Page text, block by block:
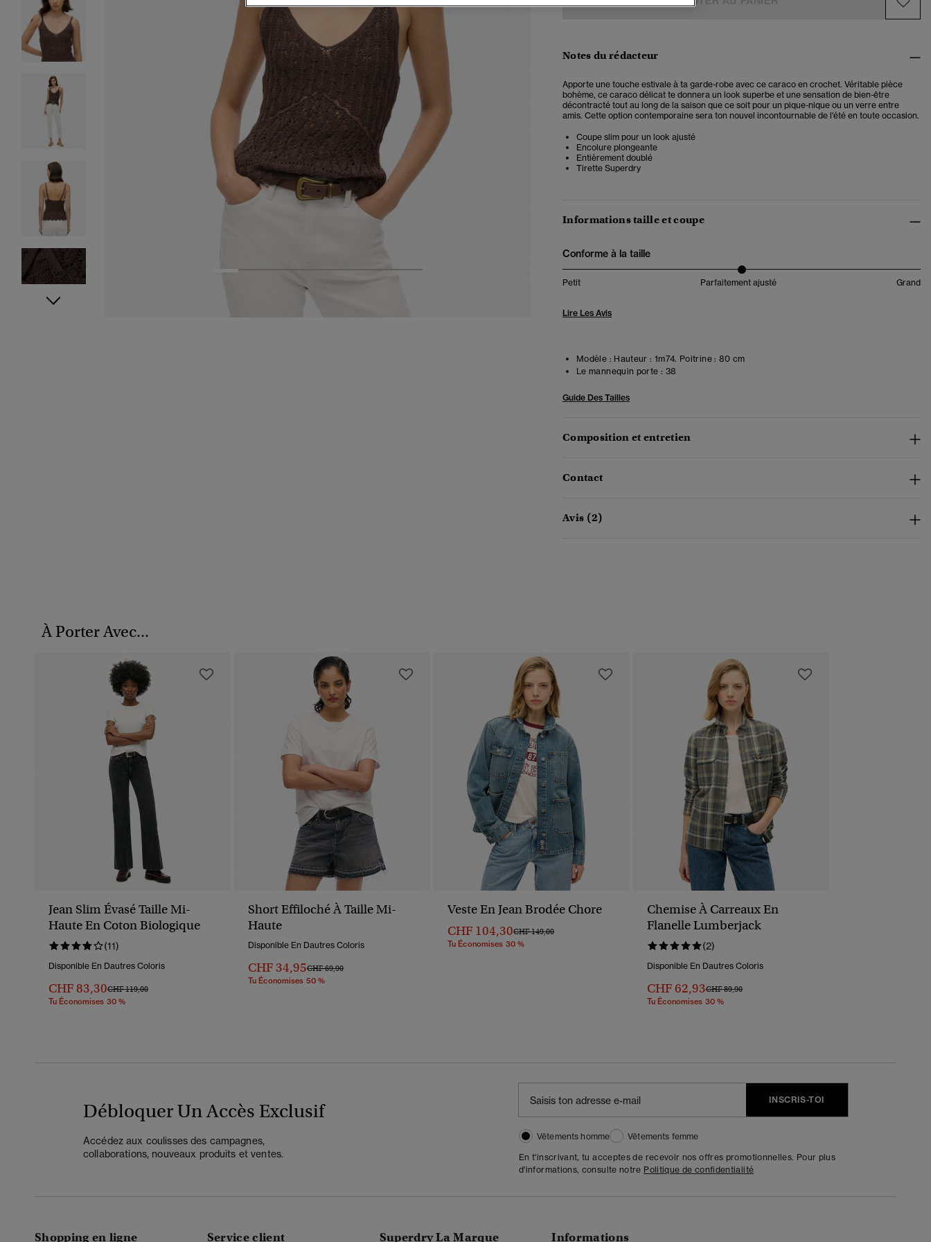
Notes du rédacteur
Apporte une touche estivale à ta garde-robe avec ce caraco en crochet. Véritable pièce
bohème, ce caraco délicat te donnera un look superbe et une sensation de bien-être
décontracté tout au long de la saison que ce soit pour un pique-nique ou un verre entre
amis. Cette option contemporaine sera ton nouvel incontournable de l'été en toute occasion.
Coupe slim pour un look ajusté
Encolure plongeante
Entièrement doublé
Tirette Superdry
Informations taille et coupe
Conforme à la taille
Petit Parfaitement ajusté Grand
Lire Les Avis
Modèle : Hauteur : 1m74. Poitrine : 80 cm
Le mannequin porte : 38
Guide Des Tailles
Composition et entretien
Contact
Avis (2)
À Porter Avec...
Jean Slim Évasé Taille Mi-
Haute En Coton Biologique
(11)
Disponible En Dautres Coloris
CHF 83,30Prix Réduit De
CHF 119,00À
Tu Économises 30 %
Short Effiloché À Taille Mi-
Haute
Disponible En Dautres Coloris
CHF 34,95Prix Réduit De
CHF 69,90À
Tu Économises 50 %
Veste En Jean Brodée Chore
CHF 104,30Prix Réduit De
CHF 149,00À
Tu Économises 30 %
Chemise À Carreaux En
Flanelle Lumberjack
(2)
Disponible En Dautres Coloris
CHF 62,93Prix Réduit De
CHF 89,90À
Tu Économises 30 %
Débloquer Un Accès Exclusif
Accédez aux coulisses des campagnes,
collaborations, nouveaux produits et ventes.
INSCRIS-TOI
Vêtements homme
Vêtements femme
En t'inscrivant, tu acceptes de recevoir nos offres promotionnelles. Pour plus
d'informations, consulte notre Politique de confidentialité
Shopping en ligne Service client Superdry La Marque Informations